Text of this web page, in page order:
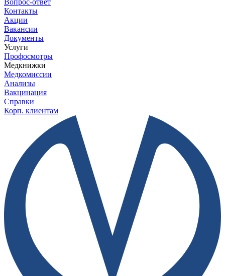
Контакты
Акции
Вакансии
Документы
Услуги
Профосмотры
Медкнижки
Медкомиссии
Анализы
Вакцинация
Справки
Корп. клиентам